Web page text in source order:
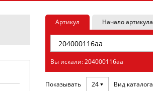
Артикул Начало артикула
Вы искали: 204000116aa
Показывать 24 Вид каталога